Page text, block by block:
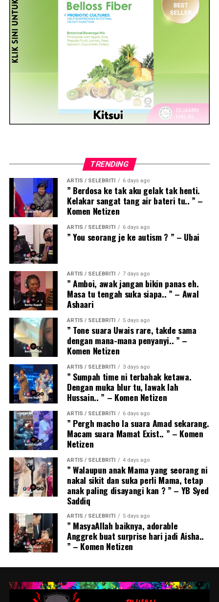
TRENDING
ARTIS / SELEBRITI 6 days ago
” Berdosa ke tak aku gelak tak henti.
Kelakar sangat tang air bateri tu.. ” –
Komen Netizen
ARTIS / SELEBRITI 6 days ago
” You seorang je ke autism ? ” – Ubai
ARTIS / SELEBRITI 7 days ago
” Amboi, awak jangan bikin panas eh.
Masa tu tengah suka siapa.. ” – Awal
Ashaari
ARTIS / SELEBRITI 5 days ago
” Tone suara Uwais rare, takde sama
dengan mana-mana penyanyi.. ” –
Komen Netizen
ARTIS / SELEBRITI 3 days ago
” Sumpah time ni terbahak ketawa.
Dengan muka blur tu, lawak lah
Hussain.. ” – Komen Netizen
ARTIS / SELEBRITI 6 days ago
” Pergh macho la suara Amad sekarang.
Macam suara Mamat Exist.. ” – Komen
Netizen
ARTIS / SELEBRITI 4 days ago
” Walaupun anak Mama yang seorang ni
nakal sikit dan suka perli Mama, tetap
anak paling disayangi kan ? ” – YB Syed
Saddiq
ARTIS / SELEBRITI 5 days ago
” MasyaAllah baiknya, adorable
Anggrek buat surprise hari jadi Aisha..
” – Komen Netizen